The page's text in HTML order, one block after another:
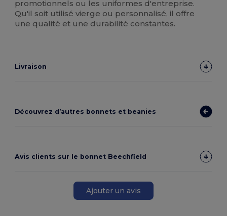
promotionnels ou les uniformes d'entreprise.
Qu'il soit utilisé vierge ou personnalisé, il offre
une qualité et une durabilité constantes.
Livraison
Découvrez d’autres bonnets et beanies
Avis clients sur le bonnet Beechfield
Ajouter un avis